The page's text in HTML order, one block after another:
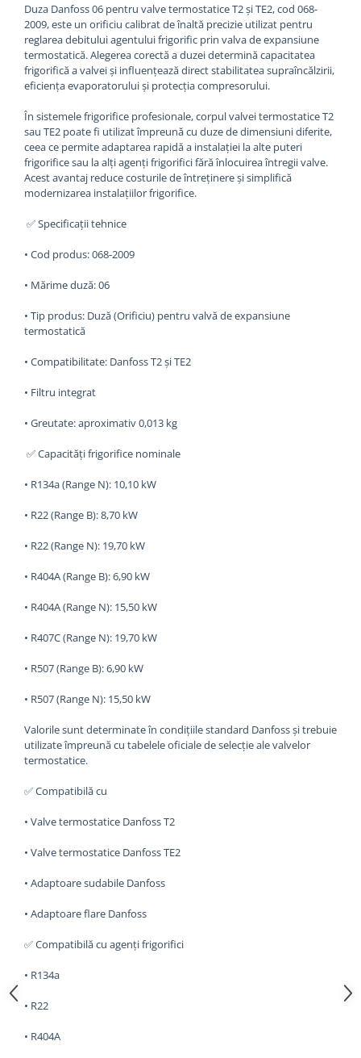
Duza Danfoss 06 pentru valve termostatice T2 și TE2, cod 068-
2009, este un orificiu calibrat de înaltă precizie utilizat pentru
reglarea debitului agentului frigorific prin valva de expansiune
termostatică. Alegerea corectă a duzei determină capacitatea
frigorifică a valvei și influențează direct stabilitatea supraîncălzirii,
eficiența evaporatorului și protecția compresorului.
În sistemele frigorifice profesionale, corpul valvei termostatice T2
sau TE2 poate fi utilizat împreună cu duze de dimensiuni diferite,
ceea ce permite adaptarea rapidă a instalației la alte puteri
frigorifice sau la alți agenți frigorifici fără înlocuirea întregii valve.
Acest avantaj reduce costurile de întreținere și simplifică
modernizarea instalațiilor frigorifice.
✅ Specificații tehnice
• Cod produs: 068-2009
• Mărime duză: 06
• Tip produs: Duză (Orificiu) pentru valvă de expansiune
termostatică
• Compatibilitate: Danfoss T2 și TE2
• Filtru integrat
• Greutate: aproximativ 0,013 kg
✅ Capacități frigorifice nominale
• R134a (Range N): 10,10 kW
• R22 (Range B): 8,70 kW
• R22 (Range N): 19,70 kW
• R404A (Range B): 6,90 kW
• R404A (Range N): 15,50 kW
• R407C (Range N): 19,70 kW
• R507 (Range B): 6,90 kW
• R507 (Range N): 15,50 kW
Valorile sunt determinate în condițiile standard Danfoss și trebuie
utilizate împreună cu tabelele oficiale de selecție ale valvelor
termostatice.
✅ Compatibilă cu
• Valve termostatice Danfoss T2
• Valve termostatice Danfoss TE2
• Adaptoare sudabile Danfoss
• Adaptoare flare Danfoss
✅ Compatibilă cu agenți frigorifici
• R134a
• R22
• R404A